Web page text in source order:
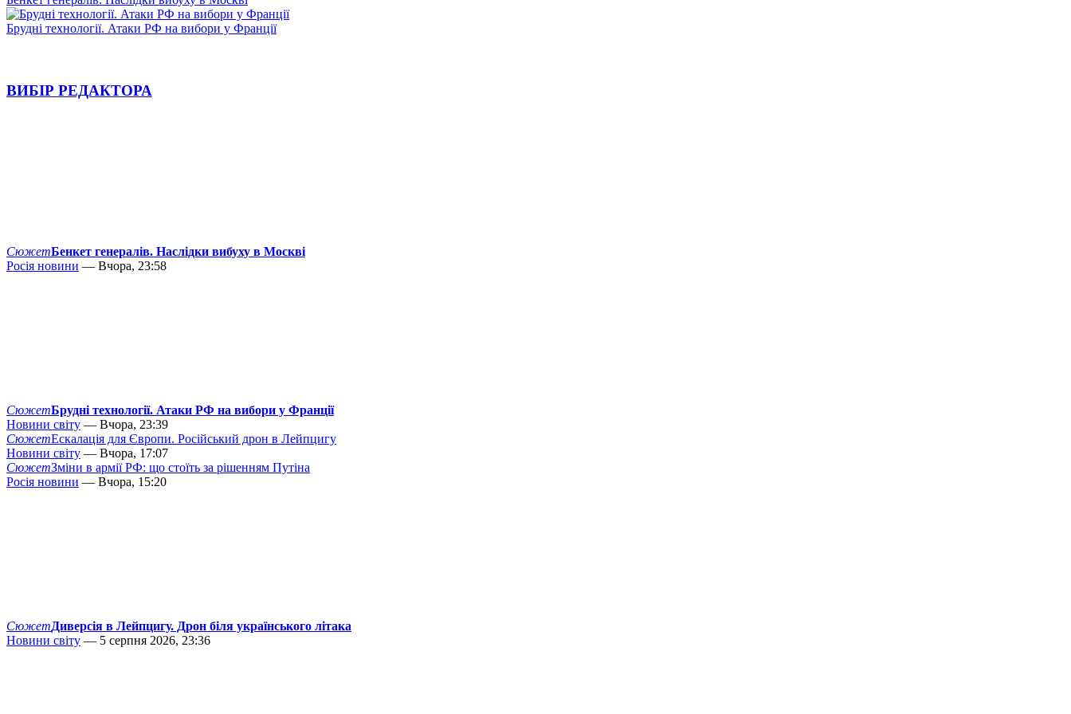
Брудні технології. Атаки РФ на вибори у Франції
ВИБІР РЕДАКТОРА
СюжетБенкет генералів. Наслідки вибуху в Москві
Росія новини — Вчора, 23:58
СюжетБрудні технології. Атаки РФ на вибори у Франції
Новини світу — Вчора, 23:39
СюжетЕскалація для Європи. Російський дрон в Лейпцигу
Новини світу — Вчора, 17:07
СюжетЗміни в армії РФ: що стоїть за рішенням Путіна
Росія новини — Вчора, 15:20
СюжетДиверсія в Лейпцигу. Дрон біля українського літака
Новини світу — 5 серпня 2026, 23:36